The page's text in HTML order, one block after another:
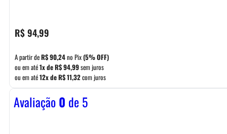
R$94,99
A partir deR$90,24no Pix(5% OFF)
ou em até1x deR$94,99sem juros
ou em até12x deR$11,32com juros
Avaliação0 de 5